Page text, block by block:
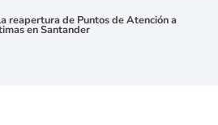
reapertura de Puntos de Atención a
en Santander